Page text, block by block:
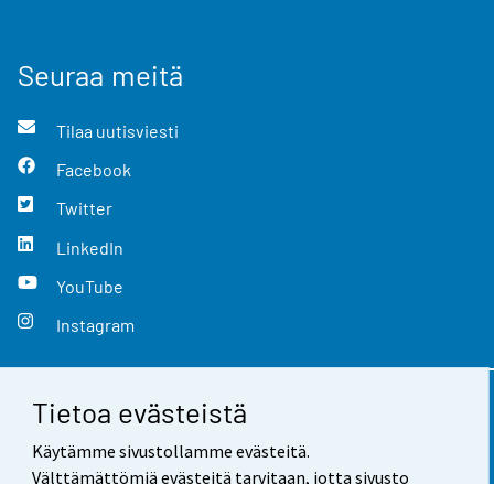
Tietoa evästeistä
Käytämme sivustollamme evästeitä.
Välttämättömiä evästeitä tarvitaan, jotta sivusto
Seuraa meitä
Tilaa uutisviesti
Facebook
Twitter
LinkedIn
YouTube
Instagram
Yhteystiedot
Palaute